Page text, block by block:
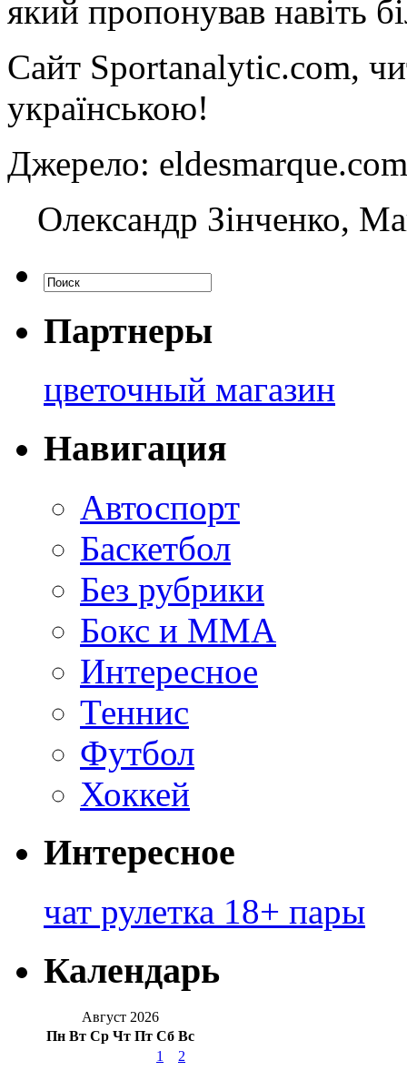
який пропонував навіть
Сайт Sportanalytic.com,
українською!
Джерело:
Олександр Зінченко,
Партнеры
цветочный магазин
Навигация
Автоспорт
Баскетбол
Без рубрики
Бокс и ММА
Интересное
Теннис
Футбол
Хоккей
Интересное
чат рулетка 18+ пары
Календарь
Август 2026
Пн Вт Ср Чт Пт Сб Вс
1
2